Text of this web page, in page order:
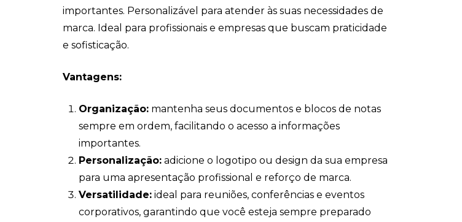
importantes. Personalizável para atender às suas necessidades de
marca. Ideal para profissionais e empresas que buscam praticidade
e sofisticação.
Vantagens:
Organização: mantenha seus documentos e blocos de notas
sempre em ordem, facilitando o acesso a informações
importantes.
Personalização: adicione o logotipo ou design da sua empresa
para uma apresentação profissional e reforço de marca.
Versatilidade: ideal para reuniões, conferências e eventos
corporativos, garantindo que você esteja sempre preparado